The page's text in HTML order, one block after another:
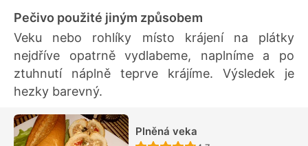
Pečivo použité jiným způsobem
Veku nebo rohlíky místo krájení na plátky
nejdříve opatrně vydlabeme, naplníme a po
ztuhnutí náplně teprve krájíme. Výsledek je
hezky barevný.
Plněná veka